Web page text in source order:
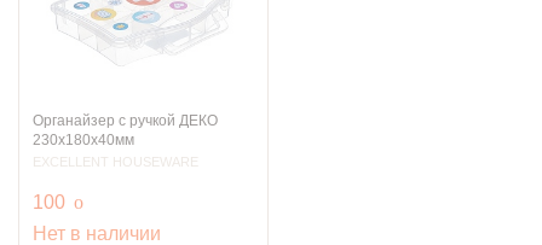
Органайзер с ручкой ДЕКО
230х180х40мм
EXCELLENT HOUSEWARE
100 руб.
o
Нет в наличии